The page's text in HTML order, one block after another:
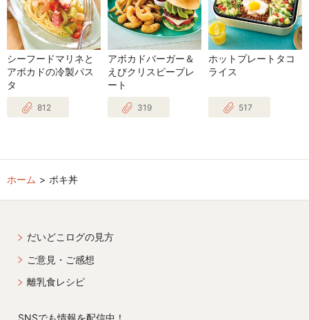
シーフードマリネと
アボカドの冷製パス
タ
812
アボカドバーガー＆
えびクリスピープレ
ート
319
ホットプレートタコ
ライス
517
ホーム ポキ丼
だいどこログの見方
ご意見・ご感想
離乳食レシピ